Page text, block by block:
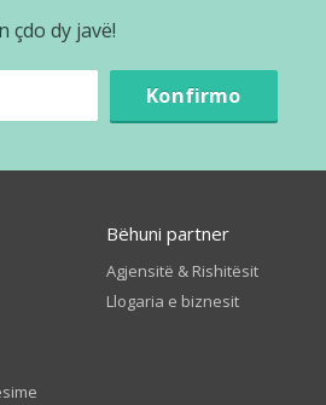
dy javë!
Konfirmo
Bëhuni partner
Agjensitë & Rishitësit
Llogaria e biznesit